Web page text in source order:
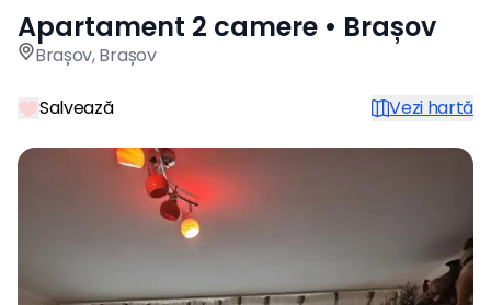
Apartament de vânzare cu
Apartament 2 camere • Brașov
Brașov,Brașov
Salvează Vezi hartă